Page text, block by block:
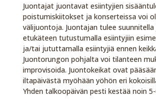
Juontajat juontavat esiintyjien
poistumiskiitokset ja konserteissa voi
välijuontoja. Juontajan tulee
etukäteen tutustumalla esiintyjiin
ja/tai jututtamalla esiintyjiä ennen
Juontorungon pohjalta voi tilanteen
improvisoida. Juontokeikat ovat
iltapäivästä myöhään yöhön eri
Yhden talkoopäivän pesti kestää noin